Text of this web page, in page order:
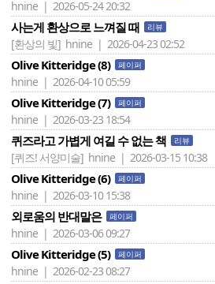
hnine | 2026-05-24 20:32
사는게 환상으로 느껴질 때 리뷰
[환상의 빛] hnine | 2026-04-23 02:52
Olive Kitteridge (8) 페이퍼
hnine | 2026-04-10 05:59
Olive Kitteridge (7) 페이퍼
hnine | 2026-03-23 18:54
퀴즈라고 가볍게 여길 수 없는 책 리뷰
[퀴즈! 서양미술] hnine | 2026-03-15 10:38
Olive Kitteridge (6) 페이퍼
hnine | 2026-03-10 15:38
외로움의 반대말은 페이퍼
hnine | 2026-03-06 09:27
Olive Kitteridge (5) 페이퍼
hnine | 2026-02-23 08:27